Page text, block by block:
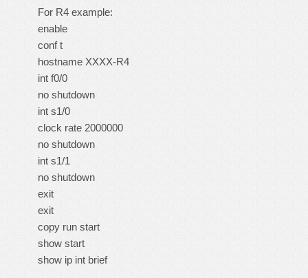
For R4 example:
enable
conf t
hostname XXXX-R4
int f0/0
no shutdown
int s1/0
clock rate 2000000
no shutdown
int s1/1
no shutdown
exit
exit
copy run start
show start
show ip int brief